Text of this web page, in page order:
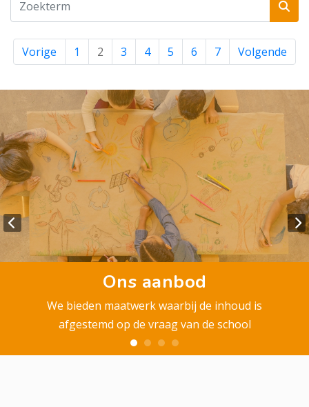
Vorige 1 2 3 4 5 6 7 Volgende
Ons aanbod
We bieden maatwerk waarbij de inhoud is
afgestemd op de vraag van de school